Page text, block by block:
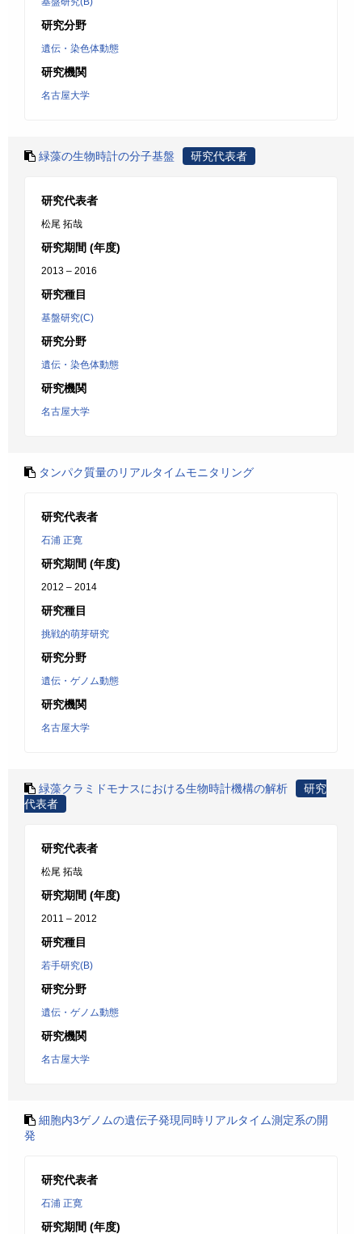
研究分野
遺伝・染色体動態
研究機関
名古屋大学
緑藻の生物時計の分子基盤 研究代表者
研究代表者
松尾 拓哉
研究期間 (年度)
2013 – 2016
研究種目
基盤研究(C)
研究分野
遺伝・染色体動態
研究機関
名古屋大学
タンパク質量のリアルタイムモニタリング
研究代表者
石浦 正寛
研究期間 (年度)
2012 – 2014
研究種目
挑戦的萌芽研究
研究分野
遺伝・ゲノム動態
研究機関
名古屋大学
緑藻クラミドモナスにおける生物時計機構の解析
研究
代表者
研究代表者
松尾 拓哉
研究期間 (年度)
2011 – 2012
研究種目
若手研究(B)
研究分野
遺伝・ゲノム動態
研究機関
名古屋大学
細胞内3ゲノムの遺伝子発現同時リアルタイム測定系の開
発
研究代表者
石浦 正寛
研究期間 (年度)